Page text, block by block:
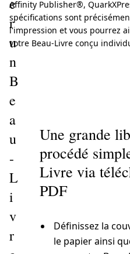
r
u
n
B
e
a
u
-
L
i
v
r
Affinity Publisher®,
spécifications sont
l'impression et vous pourrez
votre Beau-Livre conçu
Une grande
procédé
Livre via
PDF
Définissez la
le papier ainsi